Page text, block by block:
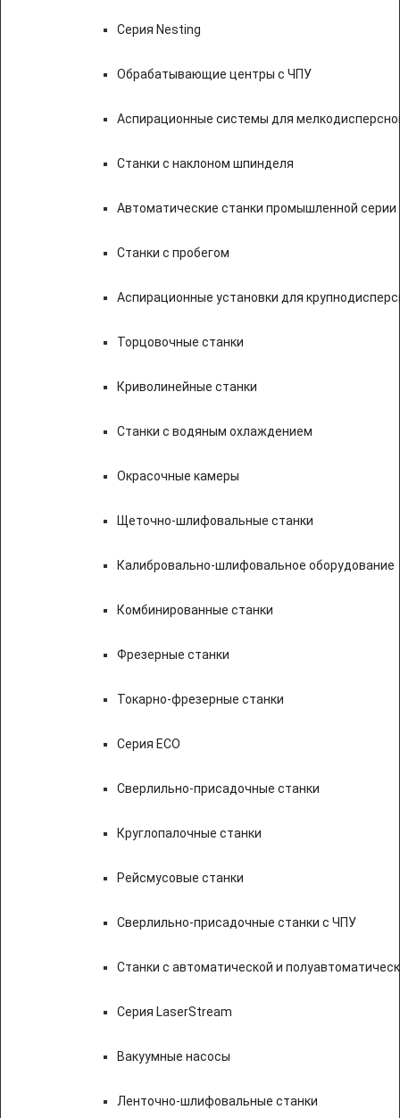
Серия Nesting
Обрабатывающие центры с ЧПУ
Аспирационные системы для
Станки с наклоном шпинделя
Автоматические станки промышленной серии
Станки с пробегом
Аспирационные установки для
Торцовочные станки
Криволинейные станки
Станки с водяным охлаждением
Окрасочные камеры
Щеточно-шлифовальные станки
Калибровально-шлифовальное оборудование
Комбинированные станки
Фрезерные станки
Токарно-фрезерные станки
Серия ECO
Сверлильно-присадочные станки
Круглопалочные станки
Рейсмусовые станки
Сверлильно-присадочные станки с ЧПУ
Станки с автоматической и
Серия LaserStream
Вакуумные насосы
Ленточно-шлифовальные станки